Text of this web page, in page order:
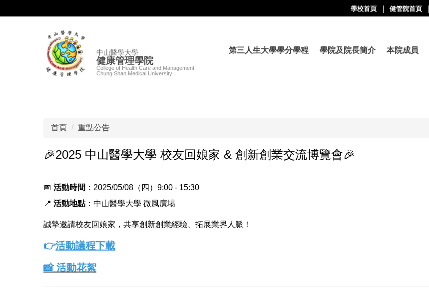
中山醫學大學
健康管理學院
College of Health Care and Management,
Chung Shan Medical University
第三人生大學學分學程 學院及院長簡介 本院成員
學校首頁 健管院首頁
首頁 重點公告
🎉2025 中山醫學大學 校友回娘家 & 創新創業交流博覽會🎉
📅 活動時間 ：2025/05/08（四）9:00 - 15:30
📍 活動地點：中山醫學大學 微風廣場
誠摯邀請校友回娘家，共享創新創業經驗、拓展業界人脈！
👉活動議程下載
📸 活動花絮